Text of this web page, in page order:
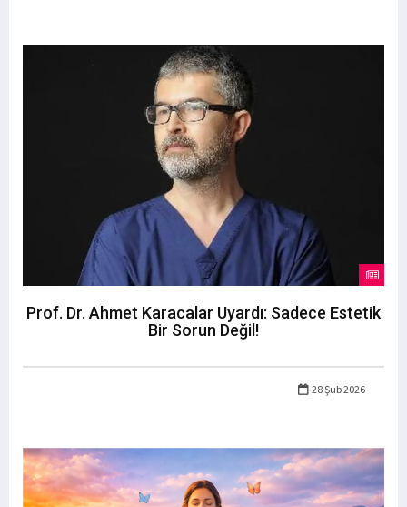
Prof. Dr. Ahmet Karacalar Uyardı: Sadece Estetik
Bir Sorun Değil!
28 Şub 2026